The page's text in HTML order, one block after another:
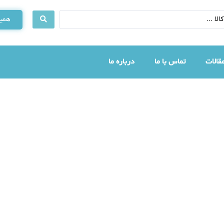
تماس با ما درباره ما